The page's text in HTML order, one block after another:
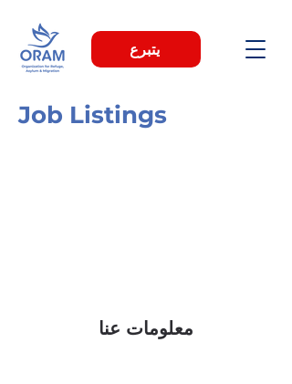
يتبرع
Job Listings
معلومات عنا